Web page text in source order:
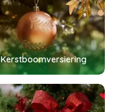
Kerstboomversiering